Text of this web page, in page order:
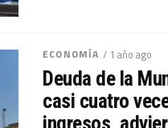
ECONOMÍA / 1 año ago
Deuda de la
casi cuatro
ingresos,